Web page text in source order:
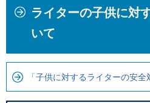
ま
で
で
ロ
ー
カ
ライターの子供に対
いて
「子供に対するライターの安